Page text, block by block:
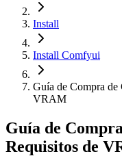
Install
Install Comfyui
Guía de Compra
VRAM
Guía de
Requisitos de